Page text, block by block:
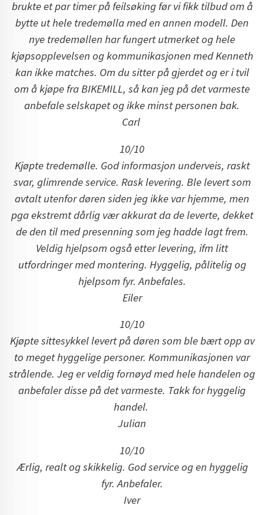
brukte et par timer på feilsøking før vi fikk tilbud om å
bytte ut hele tredemølla med en annen modell. Den
nye tredemøllen har fungert utmerket og hele
kjøpsopplevelsen og kommunikasjonen med Kenneth
kan ikke matches. Om du sitter på gjerdet og er i tvil
om å kjøpe fra BIKEMILL, så kan jeg på det varmeste
anbefale selskapet og ikke minst personen bak.
Carl
10/10
Kjøpte tredemølle. God informasjon underveis, raskt
svar, glimrende service. Rask levering. Ble levert som
avtalt utenfor døren siden jeg ikke var hjemme, men
pga ekstremt dårlig vær akkurat da de leverte, dekket
de den til med presenning som jeg hadde lagt frem.
Veldig hjelpsom også etter levering, ifm litt
utfordringer med montering. Hyggelig, pålitelig og
hjelpsom fyr. Anbefales.
Eiler
10/10
Kjøpte sittesykkel levert på døren som ble bært opp av
to meget hyggelige personer. Kommunikasjonen var
strålende. Jeg er veldig fornøyd med hele handelen og
anbefaler disse på det varmeste. Takk for hyggelig
handel.
Julian
10/10
Ærlig, realt og skikkelig. God service og en hyggelig
fyr. Anbefaler.
Iver